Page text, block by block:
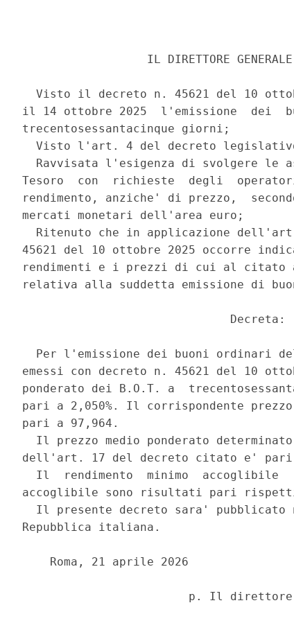
IL DIRETTORE
Visto il decreto n. 45621 del 10
il 14 ottobre 2025  l'emissione  dei
trecentosessantacinque giorni;
Visto l'art. 4 del decreto
Ravvisata l'esigenza di svolgere le
Tesoro  con  richieste  degli
rendimento, anziche' di prezzo,
mercati monetari dell'area euro;
Ritenuto che in applicazione
45621 del 10 ottobre 2025 occorre
rendimenti e i prezzi di cui al
relativa alla suddetta emissione di
                              Decreta:
Per l'emissione dei buoni ordinari
emessi con decreto n. 45621 del 10
ponderato dei B.O.T. a
pari a 2,050%. Il corrispondente
pari a 97,964.
Il prezzo medio ponderato
dell'art. 17 del decreto citato e' pari
Il  rendimento  minimo  accoglibile
accoglibile sono risultati pari
Il presente decreto sara' pubblicato
Repubblica italiana.
    Roma, 21 aprile 2026